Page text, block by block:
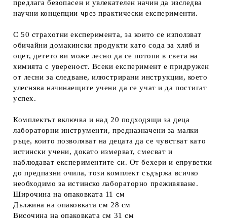
предлага безопасен и увлекателен начин да изследва
научни концепции чрез практически експерименти.
С 50 страхотни експеримента, за които се използват
обичайни домакински продукти като сода за хляб и
оцет, детето ви може лесно да се потопи в света на
химията с увереност. Всеки експеримент е придружен
от лесни за следване, илюстрирани инструкции, което
улеснява начинаещите учени да се учат и да постигат
успех.
Комплектът включва и над 20 подходящи за деца
лабораторни инструменти, предназначени за малки
ръце, които позволяват на децата да се чувстват като
истински учени, докато измерват, смесват и
наблюдават експериментите си. От бехери и епруветки
до предпазни очила, този комплект съдържа всичко
необходимо за истинско лабораторно преживяване.
Широчина на опаковката 11 см
Дължина на опаковката см 28 см
Височина на опаковката см 31 см